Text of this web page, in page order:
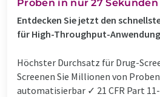
Proben in nur 27 Sekunden
Entdecken Sie jetzt den
für High-Throughput-
Höchster Durchsatz für Drug-
Screenen Sie Millionen von
automatisierbar ✓ 21 CFR Part